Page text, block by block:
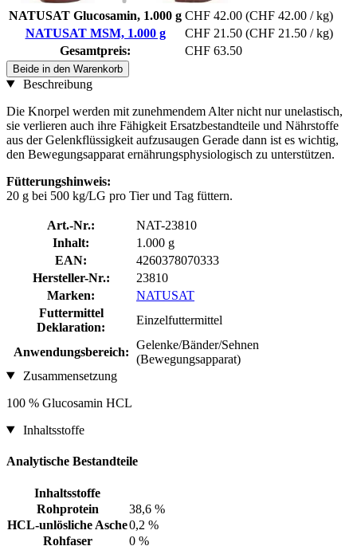
NATUSAT Glucosamin, 1.000 g CHF 42.00 (CHF 42.00 / kg)
NATUSAT MSM, 1.000 g
CHF 21.50 (CHF 21.50 / kg)
Gesamtpreis:
CHF 63.50
Beide in den Warenkorb
Beschreibung
Die Knorpel werden mit zunehmendem Alter nicht nur unelastisch,
sie verlieren auch ihre Fähigkeit Ersatzbestandteile und Nährstoffe
aus der Gelenkflüssigkeit aufzusaugen Gerade dann ist es wichtig,
den Bewegungsapparat ernährungsphysiologisch zu unterstützen.
Fütterungshinweis:
20 g bei 500 kg/LG pro Tier und Tag füttern.
Art.-Nr.:
NAT-23810
Inhalt:
1.000 g
EAN:
4260378070333
Hersteller-Nr.:
23810
Marken:
NATUSAT
Futtermittel
Deklaration:
Einzelfuttermittel
Anwendungsbereich:
Gelenke/Bänder/Sehnen
(Bewegungsapparat)
Zusammensetzung
100 % Glucosamin HCL
Inhaltsstoffe
Analytische Bestandteile
Inhaltsstoffe
Rohprotein
38,6 %
HCL-unlösliche Asche0,2 %
Rohfaser
0 %